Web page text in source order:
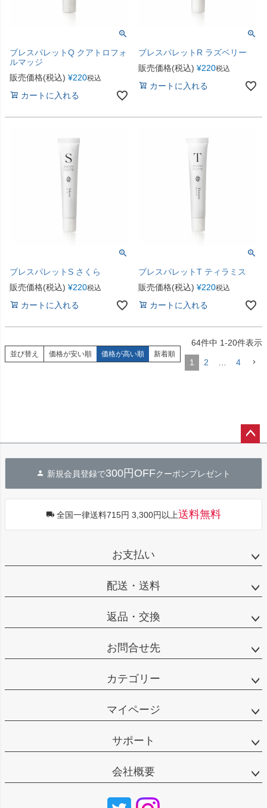
ブレスパレットQ クアトロフォ
ルマッジ
販売価格(税込) ¥220税込
カートに入れる
ブレスパレットR ラズベリー
販売価格(税込) ¥220税込
カートに入れる
ブレスパレットS さくら
販売価格(税込) ¥220税込
カートに入れる
ブレスパレットT ティラミス
販売価格(税込) ¥220税込
カートに入れる
並び替え 価格が安い順 価格が高い順 新着順
64件中 1-20件表示
1 2 4
へ
新規会員登録で300円OFFクーポンプレゼント
全国一律送料715円 3,300円以上送料無料
お支払い
配送・送料
返品・交換
お問合せ先
カテゴリー
マイページ
サポート
会社概要